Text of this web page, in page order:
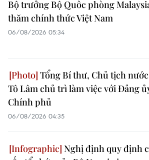
Bộ trưởng Bộ Quốc phòng
thăm chính thức Việt Nam
06/08/2026 05:34
Tổng Bí thư, Chủ tịch nước
Tô Lâm chủ trì làm việc với Đảng
Chính phủ
06/08/2026 04:35
Nghị định quy định